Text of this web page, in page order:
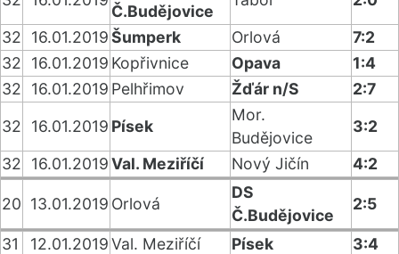
Č.Budějovice
32
16.01.2019Šumperk Orlová
7:2
32
16.01.2019 Kopřivnice Opava
1:4
32
16.01.2019 Pelhřimov Žďár n/S
2:7
32
16.01.2019 Písek
Mor.
Budějovice
3:2
32
16.01.2019Val. Meziříčí Nový Jičín 4:2
20 13.01.2019 Orlová
DS
Č.Budějovice
2:5
31 12.01.2019Val. Meziříčí Písek
3:4